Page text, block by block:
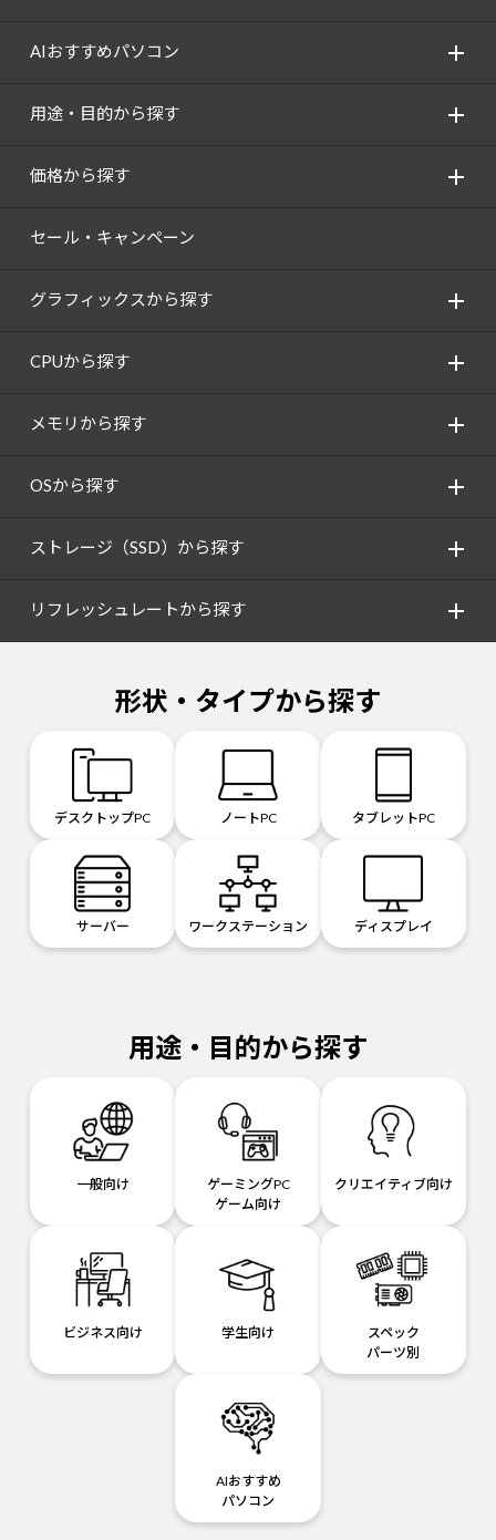
AIおすすめパソコン
用途・目的から探す
価格から探す
セール・キャンペーン
グラフィックスから探す
CPUから探す
メモリから探す
OSから探す
ストレージ（SSD）から探す
リフレッシュレートから探す
形状・タイプから探す
デスクトップPC ノートPC タブレットPC
サーバー ワークステーション ディスプレイ
用途・目的から探す
一般向け
ゲーミングPC
ゲーム向け
クリエイティブ向け
ビジネス向け 学生向け
スペック
パーツ別
AIおすすめ
パソコン